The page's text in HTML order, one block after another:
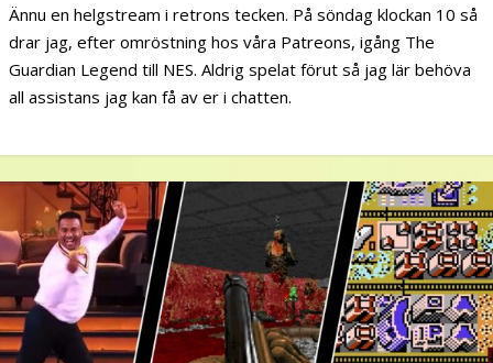
Ännu en helgstream i retrons tecken. På söndag klockan 10 så
drar jag, efter omröstning hos våra Patreons, igång The
Guardian Legend till NES. Aldrig spelat förut så jag lär behöva
all assistans jag kan få av er i chatten.